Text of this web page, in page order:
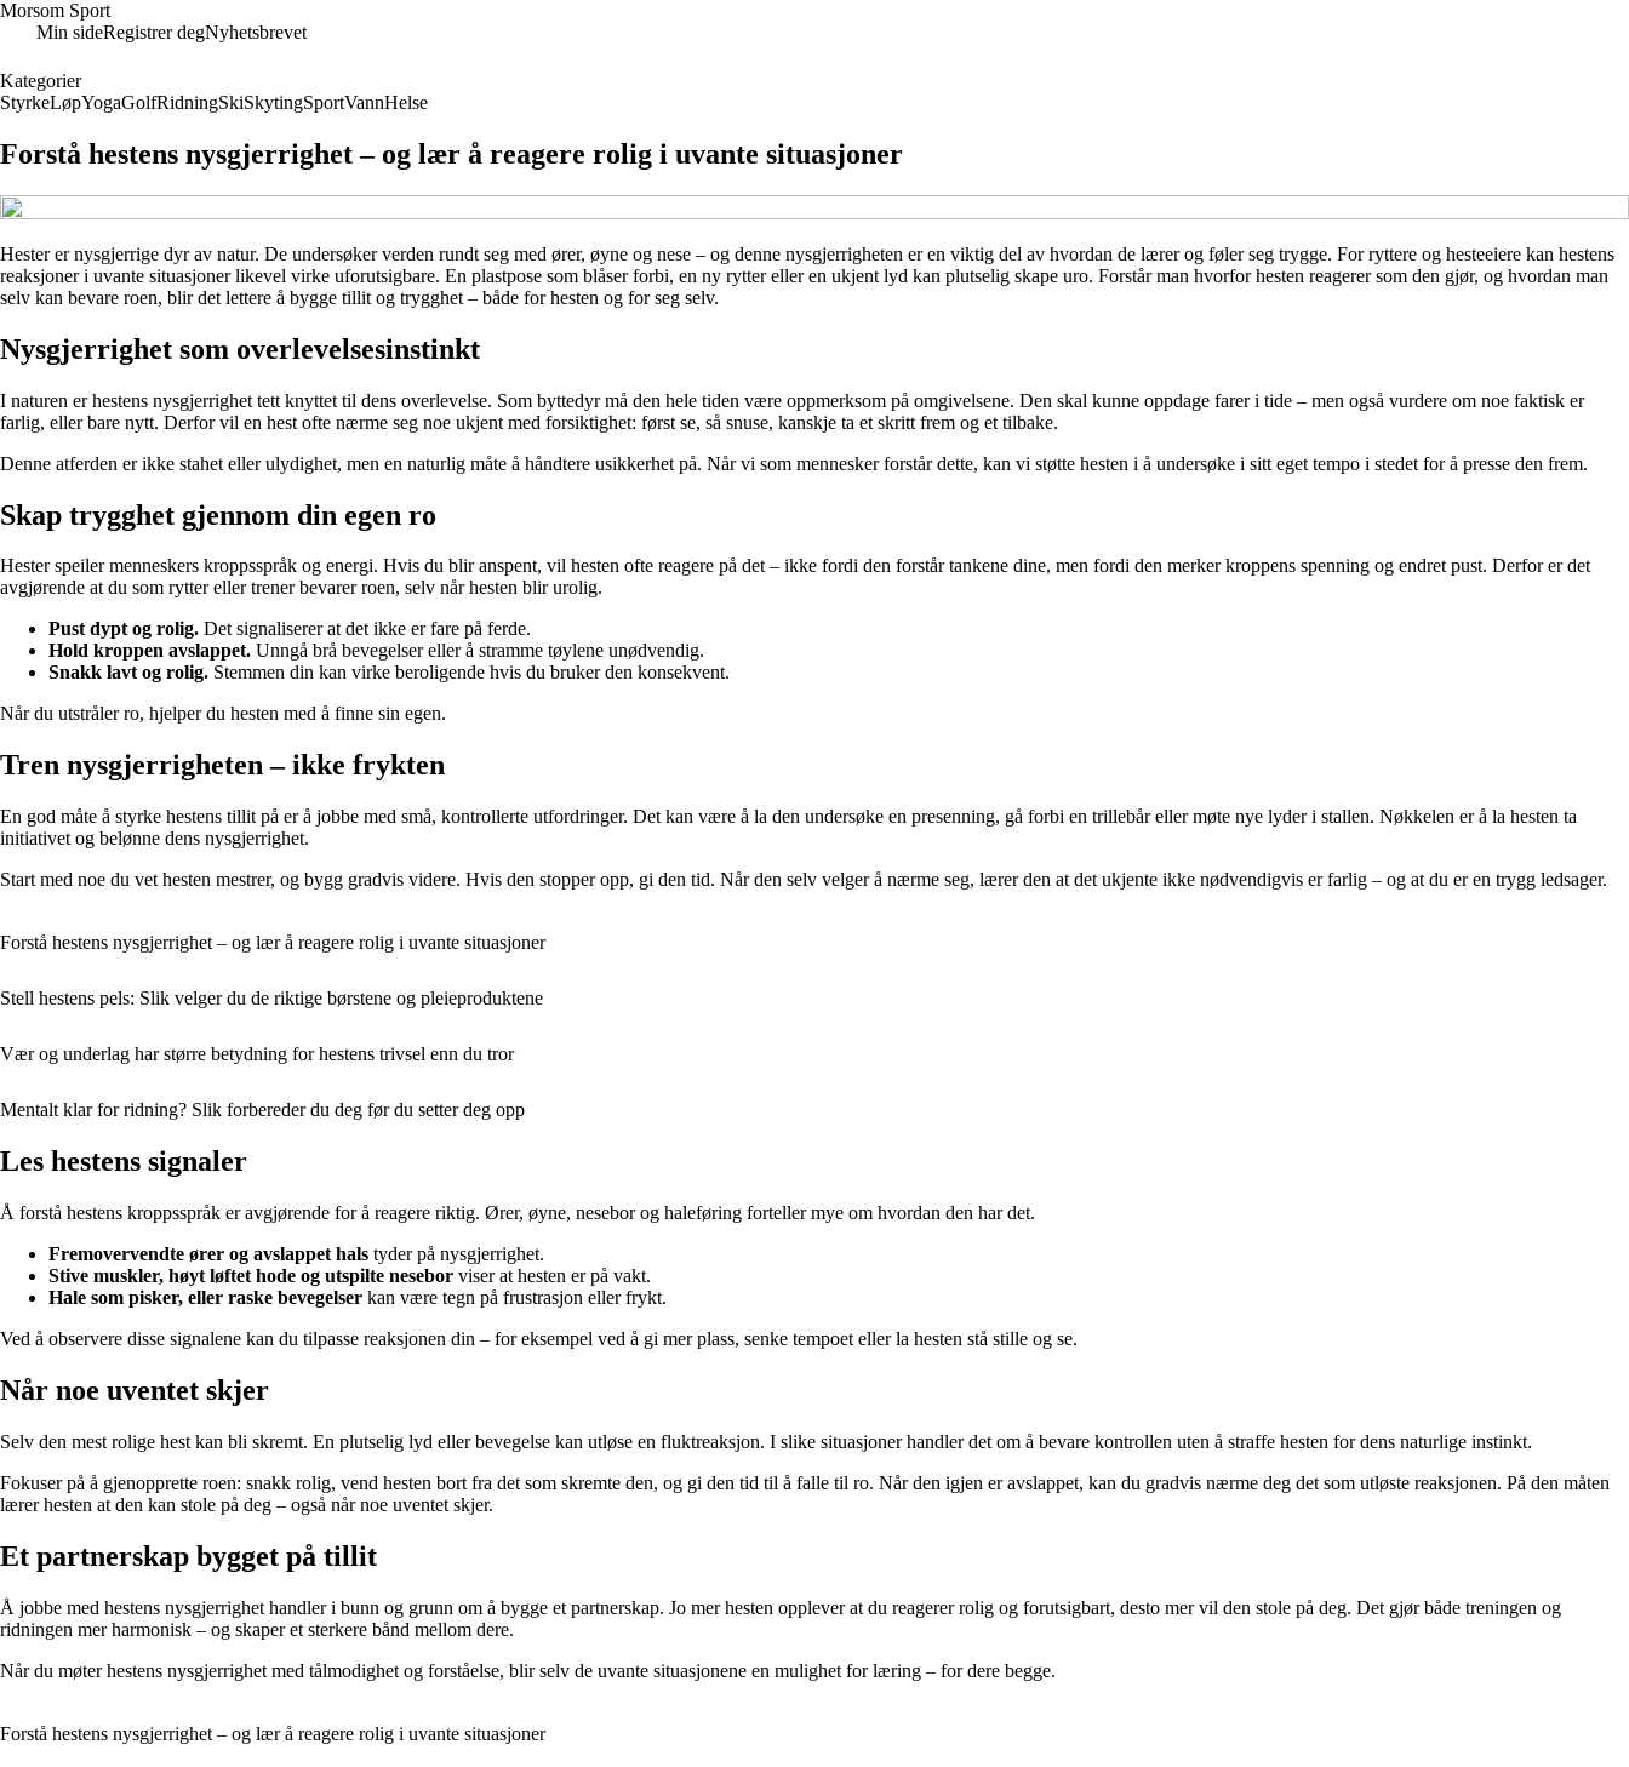
Morsom Sport
Min sideRegistrer degNyhetsbrevet
Kategorier
StyrkeLøpYogaGolfRidningSkiSkytingSportVannHelse
Forstå hestens nysgjerrighet – og lær å reagere rolig i uvante situasjoner
Hester er nysgjerrige dyr av natur. De undersøker verden rundt seg med ører, øyne og nese – og denne nysgjerrigheten er en viktig del av hvordan de lærer og føler seg trygge. For ryttere og hesteeiere kan hestens
reaksjoner i uvante situasjoner likevel virke uforutsigbare. En plastpose som blåser forbi, en ny rytter eller en ukjent lyd kan plutselig skape uro. Forstår man hvorfor hesten reagerer som den gjør, og hvordan man
selv kan bevare roen, blir det lettere å bygge tillit og trygghet – både for hesten og for seg selv.
Nysgjerrighet som overlevelsesinstinkt
I naturen er hestens nysgjerrighet tett knyttet til dens overlevelse. Som byttedyr må den hele tiden være oppmerksom på omgivelsene. Den skal kunne oppdage farer i tide – men også vurdere om noe faktisk er
farlig, eller bare nytt. Derfor vil en hest ofte nærme seg noe ukjent med forsiktighet: først se, så snuse, kanskje ta et skritt frem og et tilbake.
Denne atferden er ikke stahet eller ulydighet, men en naturlig måte å håndtere usikkerhet på. Når vi som mennesker forstår dette, kan vi støtte hesten i å undersøke i sitt eget tempo i stedet for å presse den frem.
Skap trygghet gjennom din egen ro
Hester speiler menneskers kroppsspråk og energi. Hvis du blir anspent, vil hesten ofte reagere på det – ikke fordi den forstår tankene dine, men fordi den merker kroppens spenning og endret pust. Derfor er det
avgjørende at du som rytter eller trener bevarer roen, selv når hesten blir urolig.
Pust dypt og rolig. Det signaliserer at det ikke er fare på ferde.
Hold kroppen avslappet. Unngå brå bevegelser eller å stramme tøylene unødvendig.
Snakk lavt og rolig. Stemmen din kan virke beroligende hvis du bruker den konsekvent.
Når du utstråler ro, hjelper du hesten med å finne sin egen.
Tren nysgjerrigheten – ikke frykten
En god måte å styrke hestens tillit på er å jobbe med små, kontrollerte utfordringer. Det kan være å la den undersøke en presenning, gå forbi en trillebår eller møte nye lyder i stallen. Nøkkelen er å la hesten ta
initiativet og belønne dens nysgjerrighet.
Start med noe du vet hesten mestrer, og bygg gradvis videre. Hvis den stopper opp, gi den tid. Når den selv velger å nærme seg, lærer den at det ukjente ikke nødvendigvis er farlig – og at du er en trygg ledsager.
Forstå hestens nysgjerrighet – og lær å reagere rolig i uvante situasjoner
Stell hestens pels: Slik velger du de riktige børstene og pleieproduktene
Vær og underlag har større betydning for hestens trivsel enn du tror
Mentalt klar for ridning? Slik forbereder du deg før du setter deg opp
Les hestens signaler
Å forstå hestens kroppsspråk er avgjørende for å reagere riktig. Ører, øyne, nesebor og haleføring forteller mye om hvordan den har det.
Fremovervendte ører og avslappet hals tyder på nysgjerrighet.
Stive muskler, høyt løftet hode og utspilte nesebor viser at hesten er på vakt.
Hale som pisker, eller raske bevegelser kan være tegn på frustrasjon eller frykt.
Ved å observere disse signalene kan du tilpasse reaksjonen din – for eksempel ved å gi mer plass, senke tempoet eller la hesten stå stille og se.
Når noe uventet skjer
Selv den mest rolige hest kan bli skremt. En plutselig lyd eller bevegelse kan utløse en fluktreaksjon. I slike situasjoner handler det om å bevare kontrollen uten å straffe hesten for dens naturlige instinkt.
Fokuser på å gjenopprette roen: snakk rolig, vend hesten bort fra det som skremte den, og gi den tid til å falle til ro. Når den igjen er avslappet, kan du gradvis nærme deg det som utløste reaksjonen. På den måten
lærer hesten at den kan stole på deg – også når noe uventet skjer.
Et partnerskap bygget på tillit
Å jobbe med hestens nysgjerrighet handler i bunn og grunn om å bygge et partnerskap. Jo mer hesten opplever at du reagerer rolig og forutsigbart, desto mer vil den stole på deg. Det gjør både treningen og
ridningen mer harmonisk – og skaper et sterkere bånd mellom dere.
Når du møter hestens nysgjerrighet med tålmodighet og forståelse, blir selv de uvante situasjonene en mulighet for læring – for dere begge.
Forstå hestens nysgjerrighet – og lær å reagere rolig i uvante situasjoner